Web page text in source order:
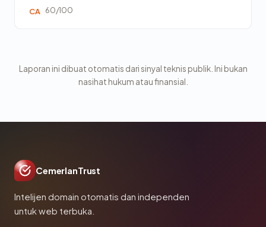
CA 60/100
Laporan ini dibuat otomatis dari sinyal teknis publik. Ini bukan
nasihat hukum atau finansial.
CemerlanTrust
Intelijen domain otomatis dan independen
untuk web terbuka.